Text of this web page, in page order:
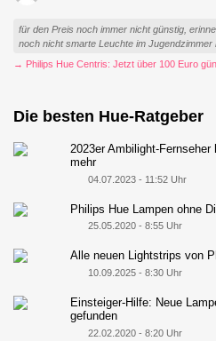
für den Preis noch immer nicht günstig,
noch nicht smarte Leuchte im Jugendzimmer
→ Philips Hue Centris: Jetzt über 100 Euro
Die besten Hue-Ratgeber
2023er Ambilight-
mehr
04.07.2023 - 11:52 Uhr
Philips Hue Lampen ohne
25.05.2020 - 8:55 Uhr
Alle neuen Lightstrips von
10.09.2025 - 8:30 Uhr
Einsteiger-Hilfe: Neue
gefunden
22.02.2020 - 8:20 Uhr